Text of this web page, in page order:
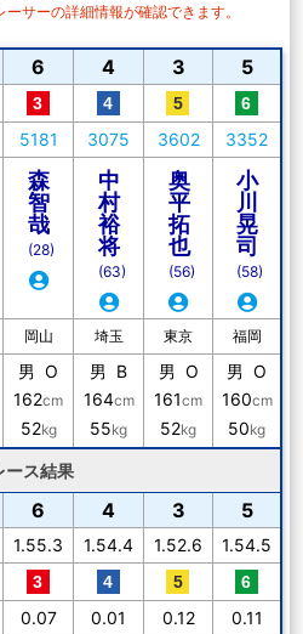
サーの詳細情報が確認できます。
6 4 3 5
5181 3075 3602 3352
森
智
哉
(28)
中
村
裕
将
(63)
奥
平
拓
也
(56)
小
川
晃
司
(58)
岡山 埼玉 東京 福岡
男 O
162cm
52kg
男 B
164cm
55kg
男 O
161cm
52kg
男 O
160cm
50kg
ース結果
6 4 3 5
1.55.3 1.54.4 1.52.6 1.54.5
0.07 0.01 0.12 0.11